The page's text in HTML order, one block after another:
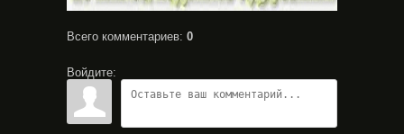
Всего комментариев: 0
Войдите: